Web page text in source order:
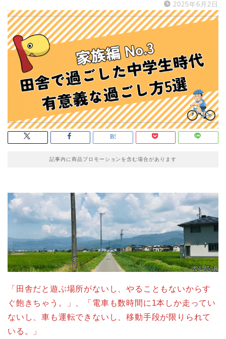
2025年6月2日
記事内に商品プロモーションを含む場合があります
「田舎だと遊ぶ場所がないし、やることもないからす
ぐ飽きちゃう。」、「電車も数時間に1本しか走ってい
ないし、車も運転できないし、移動手段が限りられて
いる。」